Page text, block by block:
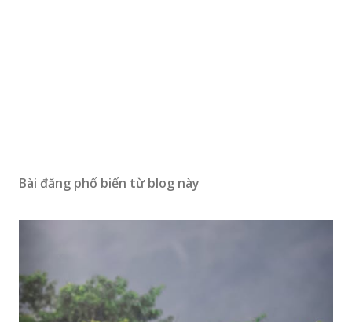
Bài đăng phổ biến từ blog này